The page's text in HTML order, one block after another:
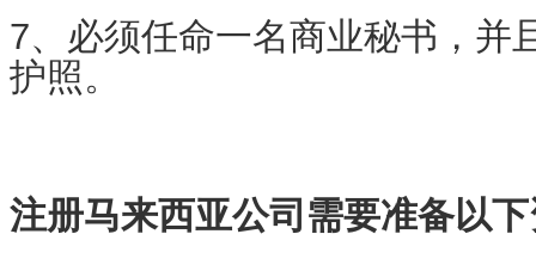
7、必须任命一名商业秘书，并
护照。
注册马来西亚公司需要准备以